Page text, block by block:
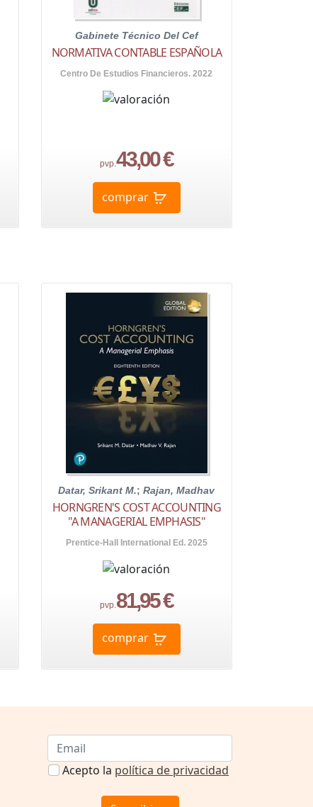
Gabinete Técnico Del Cef
NORMATIVA CONTABLE ESPAÑOLA
Centro De Estudios Financieros. 2022
pvp.43,00 €
comprar
Datar, Srikant M.;Rajan, Madhav
HORNGREN'S COST ACCOUNTING
"A MANAGERIAL EMPHASIS"
Prentice-Hall International Ed. 2025
pvp.81,95 €
comprar
Acepto la política de privacidad